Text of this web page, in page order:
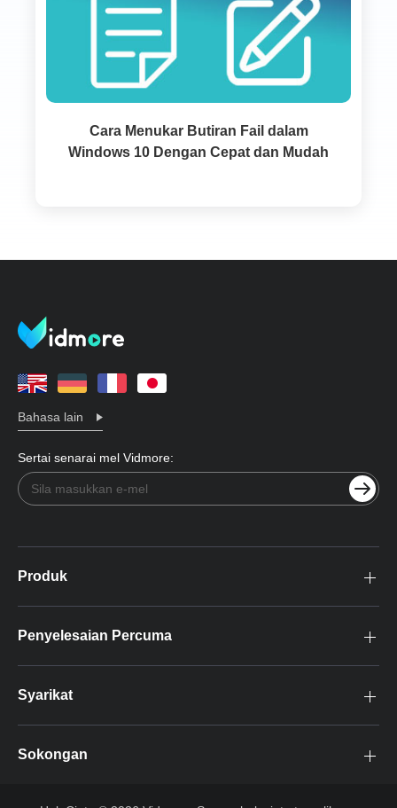
Cara Menukar Butiran Fail dalam
Windows 10 Dengan Cepat dan Mudah
Bahasa lain
Sertai senarai mel Vidmore:
Produk
Penyelesaian Percuma
Syarikat
Sokongan